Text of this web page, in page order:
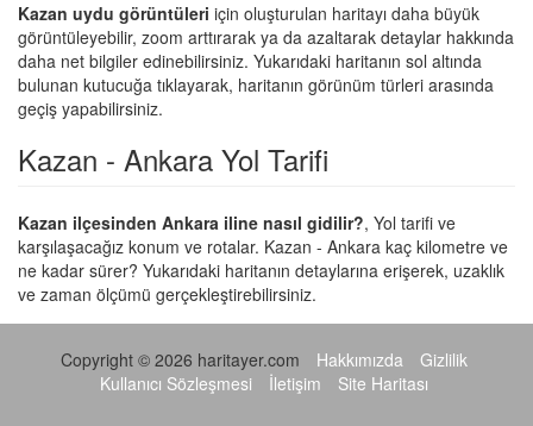
Kazan uydu görüntüleri için oluşturulan haritayı daha büyük
görüntüleyebilir, zoom arttırarak ya da azaltarak detaylar hakkında
daha net bilgiler edinebilirsiniz. Yukarıdaki haritanın sol altında
bulunan kutucuğa tıklayarak, haritanın görünüm türleri arasında
geçiş yapabilirsiniz.
Kazan - Ankara Yol Tarifi
Kazan ilçesinden Ankara iline nasıl gidilir?, Yol tarifi ve
karşılaşacağız konum ve rotalar. Kazan - Ankara kaç kilometre ve
ne kadar sürer? Yukarıdaki haritanın detaylarına erişerek, uzaklık
ve zaman ölçümü gerçekleştirebilirsiniz.
Copyright © 2026 haritayer.com Hakkımızda
Gizlilik
Kullanıcı Sözleşmesi
İletişim Site Haritası